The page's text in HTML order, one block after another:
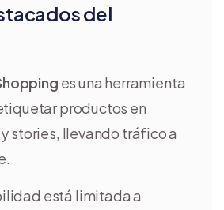
del
es una herramienta
productos en
stories, llevando tráfico a
está limitada a